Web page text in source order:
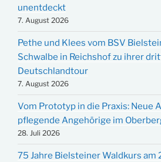
unentdeckt
7. August 2026
Pethe und Klees vom BSV
Schwalbe in Reichshof zu ihrer
Deutschlandtour
7. August 2026
Vom Prototyp in die Praxis: Neue
pflegende Angehörige im
28. Juli 2026
75 Jahre Bielsteiner Waldkurs am